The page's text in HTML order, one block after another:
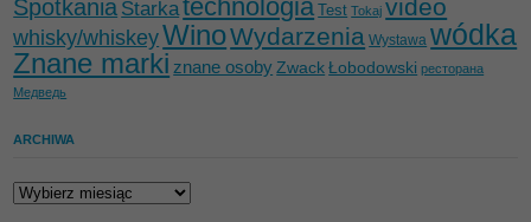
Spotkania Starkatechnologia Test Tokaj video
whisky/whiskeyWinoWydarzenia Wystawa wódka
Znane marki znane osoby Zwack Łobodowski ресторана
Медведь
ARCHIWA
Archiwa